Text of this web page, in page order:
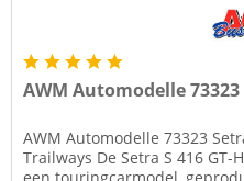
AWM Automodelle 73323
AWM Automodelle 73323
Trailways De Setra S 416 GT-